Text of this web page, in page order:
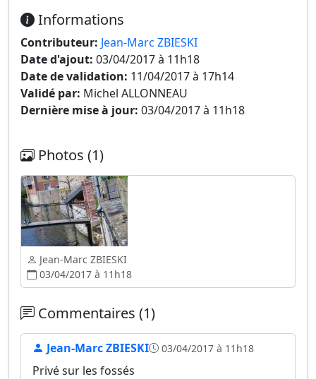
Informations
Contributeur: Jean-Marc ZBIESKI
Date d'ajout: 03/04/2017 à 11h18
Date de validation: 11/04/2017 à 17h14
Validé par: Michel ALLONNEAU
Dernière mise à jour: 03/04/2017 à 11h18
Photos (1)
Jean-Marc ZBIESKI
03/04/2017 à 11h18
Commentaires (1)
Jean-Marc ZBIESKI 03/04/2017 à 11h18
Privé sur les fossés